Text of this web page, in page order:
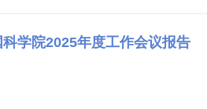
学院2025年度工作会议报告